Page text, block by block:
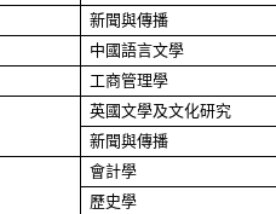
新聞與傳播
中國語言文學
工商管理學
英國文學及文化研究
新聞與傳播
會計學
歷史學